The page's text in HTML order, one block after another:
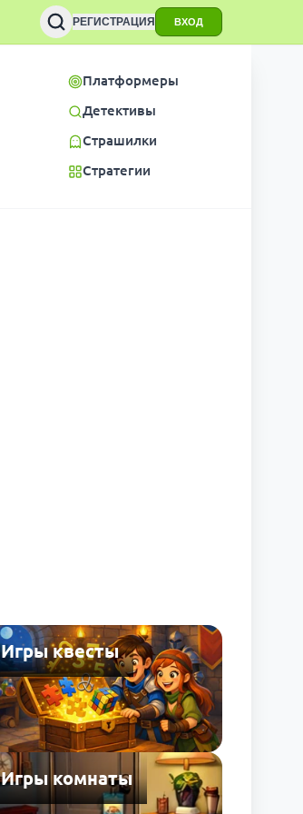
РЕГИСТРАЦИЯ ВХОД
Платформеры
Детективы
Страшилки
Стратегии
Игры квесты
Игры комнаты